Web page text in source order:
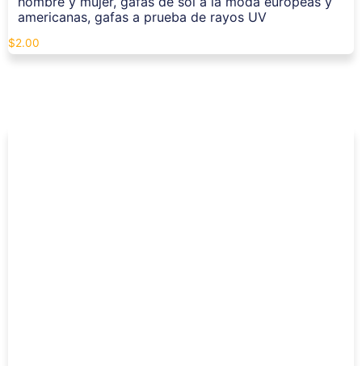
americanas, gafas a prueba de rayos UV
$2.00